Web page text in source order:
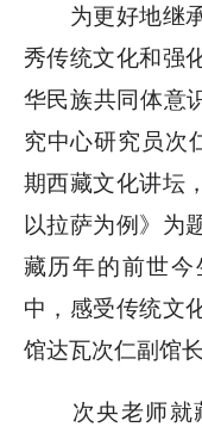
为更好地继承
秀传统文化和强
华民族共同体意
究中心研究员次
期西藏文化讲坛
以拉萨为例》为
藏历年的前世
中，感受传统文
馆达瓦次仁副馆长
次央老师就藏